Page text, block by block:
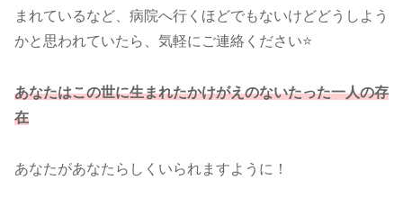
まれているなど、病院へ行くほどでもないけどどうしよう
かと思われていたら、気軽にご連絡ください⭐
あなたはこの世に生まれたかけがえのないたった一人の存
在
あなたがあなたらしくいられますように！